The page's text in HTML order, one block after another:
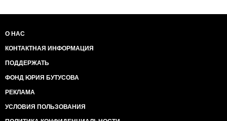
О НАС
КОНТАКТНАЯ ИНФОРМАЦИЯ
ПОДДЕРЖАТЬ
ФОНД ЮРИЯ БУТУСОВА
РЕКЛАМА
УСЛОВИЯ ПОЛЬЗОВАНИЯ